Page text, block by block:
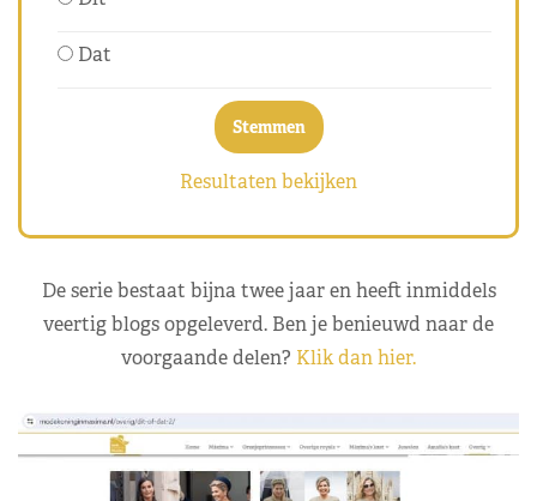
Dat
Resultaten bekijken
De serie bestaat bijna twee jaar en heeft inmiddels
veertig blogs opgeleverd. Ben je benieuwd naar de
voorgaande delen? Klik dan hier.